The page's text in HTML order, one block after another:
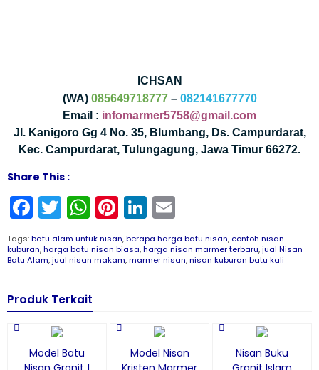
ICHSAN
(WA) 085649718777– 082141677770
Email : infomarmer5758@gmail.com
Jl. Kanigoro Gg 4 No. 35, Blumbang, Ds. Campurdarat,
Kec. Campurdarat, Tulungagung, Jawa Timur 66272.
Share This :
Facebook
Twitter
WhatsApp
Pinterest
LinkedIn
Tags:batu alam untuk nisan,berapa harga batu nisan, contoh nisan
kuburan,harga batu nisan biasa,harga nisan marmer terbaru,jual Nisan
Batu Alam,jual nisan makam,marmer nisan,nisan kuburan batu kali
Produk Terkait
Model Batu
Model Nisan
Nisan Buku